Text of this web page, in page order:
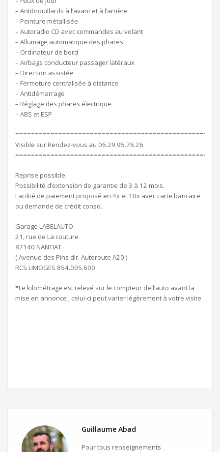
– Antibrouillards à l’avant et à l’arrière
– Peinture métallisée
– Autoradio CD avec commandes au volant
– Allumage automatique des phares
– Ordinateur de bord
– Airbags conducteur passager latéraux
– Direction assistée
– Fermeture centralisée à distance
– Antidémarrage
– Réglage des phares électrique
– ABS et ESP
Visible sur Rendez-vous au 06.29.95.76.26
Reprise possible.
Possibilité d’extension de garantie de 3 à 12 mois.
Facilité de paiement proposé en 4x et 10x avec carte bancaire
ou demande de crédit conso.
Garage LABELAUTO
21, rue de La couture
87140 NANTIAT
( Avenue des Pins dir. Autoroute A20 )
RCS LIMOGES 854.005.600
*Le kilométrage est relevé sur le compteur de l’auto avant la
mise en annonce ; celui-ci peut varier légèrement à votre visite
Guillaume Abad
Pour tous renseignements